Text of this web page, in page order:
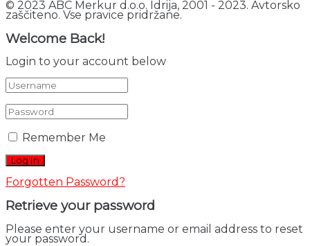
© 2023 ABC Merkur d.o.o. Idrija, 2001 - 2023. Avtorsko
zaščiteno. Vse pravice pridržane.
Welcome Back!
Login to your account below
Remember Me
Forgotten Password?
Retrieve your password
Please enter your username or email address to reset
your password.